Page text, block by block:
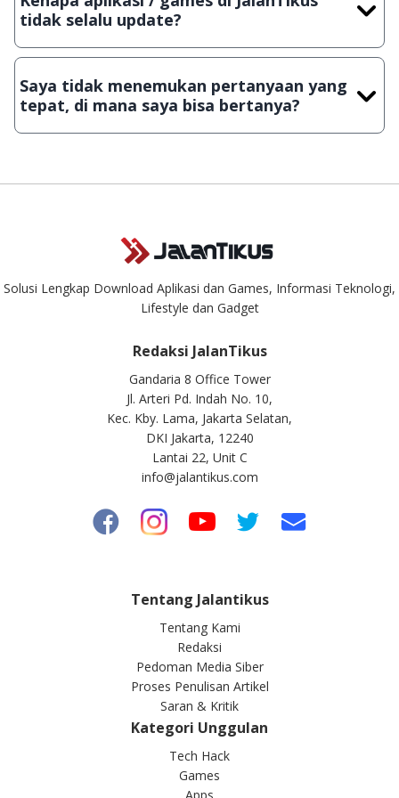
Lampiran File instalasi / (APK) jika Android
tidak selalu update?
Demi menjaga kualitas aplikasi dan games yang ada di
download secara manual, sehingga kuota sebesar ribuan
aplikasi & games tidak dapat tercapai dalam waktu yang
singkat.
Saya tidak menemukan pertanyaan yang
tepat, di mana saya bisa bertanya?
Kami dengan senang hati menjawab setiap pertanyaan yang
Solusi Lengkap Download Aplikasi dan Games, Informasi Teknologi,
Lifestyle dan Gadget
Redaksi JalanTikus
Gandaria 8 Office Tower
Jl. Arteri Pd. Indah No. 10,
Kec. Kby. Lama, Jakarta Selatan,
DKI Jakarta, 12240
Lantai 22, Unit C
info@jalantikus.com
Tentang Jalantikus
Tentang Kami
Redaksi
Pedoman Media Siber
Proses Penulisan Artikel
Saran & Kritik
Kategori Unggulan
Tech Hack
Games